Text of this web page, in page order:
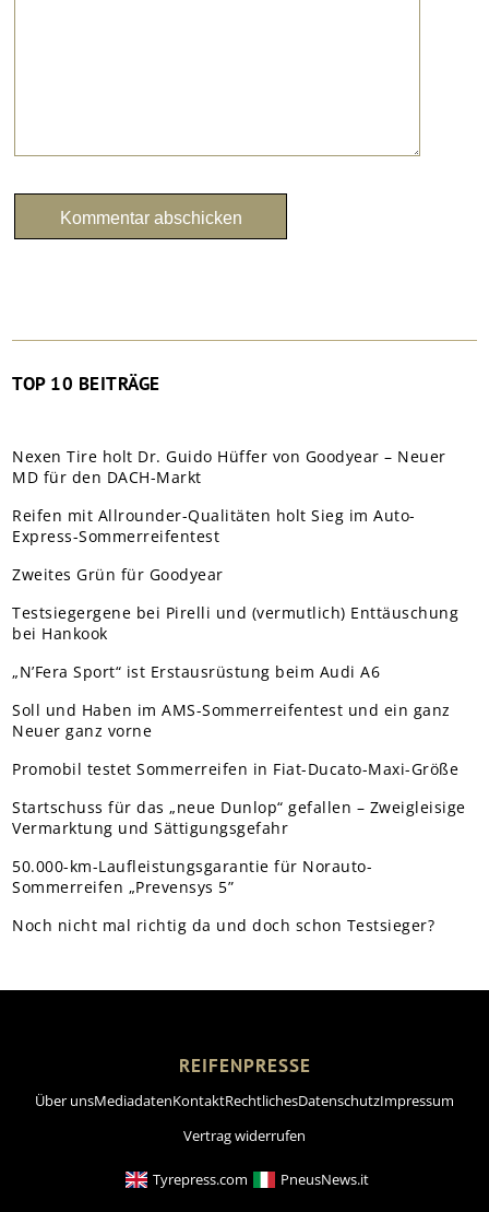
TOP 10 BEITRÄGE
Nexen Tire holt Dr. Guido Hüffer von Goodyear – Neuer
MD für den DACH-Markt
Reifen mit Allrounder-Qualitäten holt Sieg im Auto-
Express-Sommerreifentest
Zweites Grün für Goodyear
Testsiegergene bei Pirelli und (vermutlich) Enttäuschung
bei Hankook
„N’Fera Sport“ ist Erstausrüstung beim Audi A6
Soll und Haben im AMS-Sommerreifentest und ein ganz
Neuer ganz vorne
Promobil testet Sommerreifen in Fiat-Ducato-Maxi-Größe
Startschuss für das „neue Dunlop“ gefallen – Zweigleisige
Vermarktung und Sättigungsgefahr
50.000-km-Laufleistungsgarantie für Norauto-
Sommerreifen „Prevensys 5”
Noch nicht mal richtig da und doch schon Testsieger?
REIFENPRESSE
Über unsMediadatenKontaktRechtlichesDatenschutzImpressum
Vertrag widerrufen
Tyrepress.com PneusNews.it